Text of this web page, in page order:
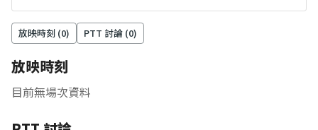
放映時刻 (0) PTT 討論 (0)
放映時刻
目前無場次資料